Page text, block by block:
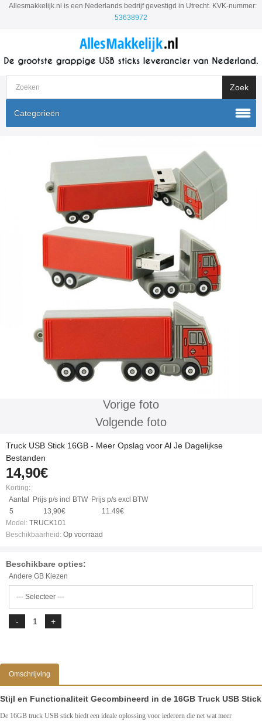
Allesmakkelijk.nl is een Nederlands bedrijf gevestigd in Utrecht. KVK-nummer:
53638972
Categorieën
Vorige foto
Volgende foto
Truck USB Stick 16GB - Meer Opslag voor Al Je Dagelijkse
Bestanden
14,90€
Korting:
Aantal
Prijs p/s incl BTW Prijs p/s excl BTW
5
13,90€
11.49€
Model: TRUCK101
Beschikbaarheid: Op voorraad
Beschikbare opties:
Andere GB Kiezen
Omschrijving
Stijl en Functionaliteit Gecombineerd in de 16GB Truck USB Stick
De 16GB truck USB stick biedt een ideale oplossing voor iedereen die net wat meer